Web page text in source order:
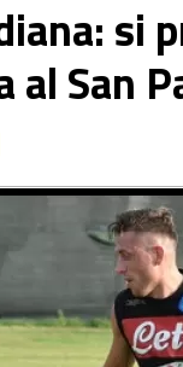
si
al San